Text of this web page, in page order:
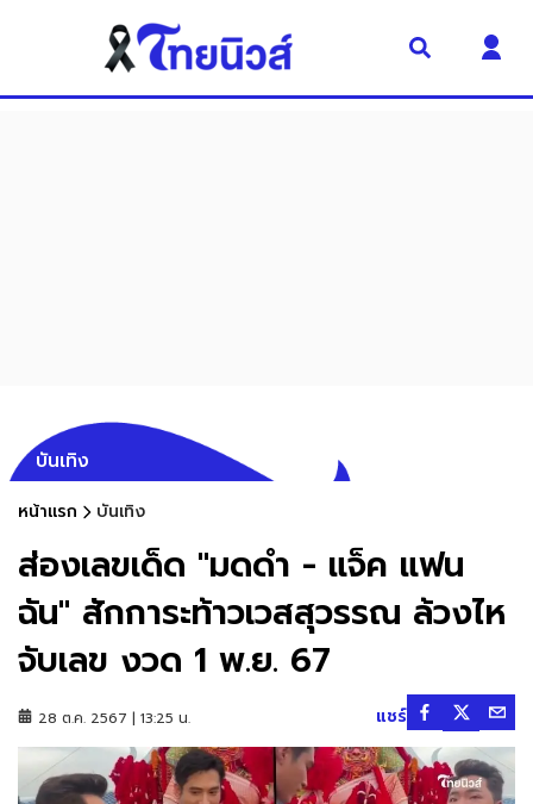
บันเทิง
หน้าแรก บันเทิง
ส่องเลขเด็ด "มดดำ - แจ็ค แฟน
ฉัน" สักการะท้าวเวสสุวรรณ ล้วงไห
จับเลข งวด 1 พ.ย. 67
28 ต.ค. 2567 | 13:25 น. แชร์